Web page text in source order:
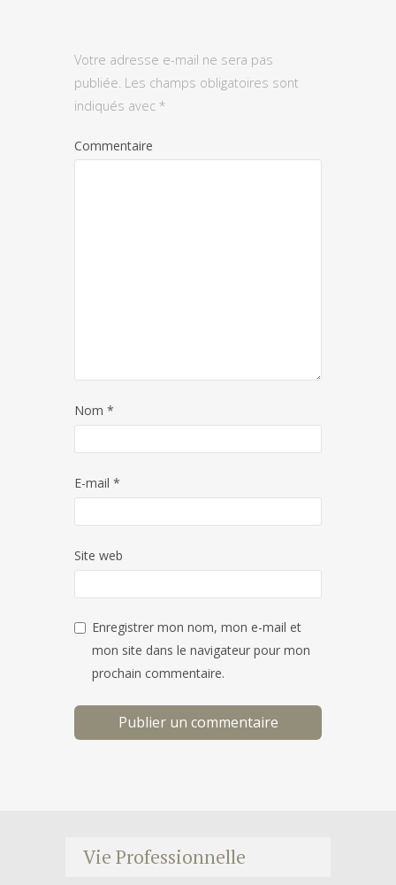
Votre adresse e-mail ne sera pas
publiée. Les champs obligatoires sont
indiqués avec *
Commentaire
Nom *
E-mail *
Site web
Enregistrer mon nom, mon e-mail et
mon site dans le navigateur pour mon
prochain commentaire.
Vie Professionnelle